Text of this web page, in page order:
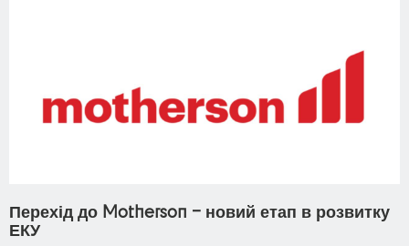
Перехід до Motherson – новий етап в розвитку
ЕКУ